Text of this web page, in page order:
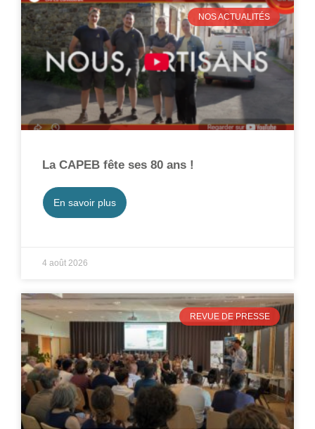
NOS ACTUALITÉS
La CAPEB fête ses 80 ans !
En savoir plus
4 août 2026
REVUE DE PRESSE